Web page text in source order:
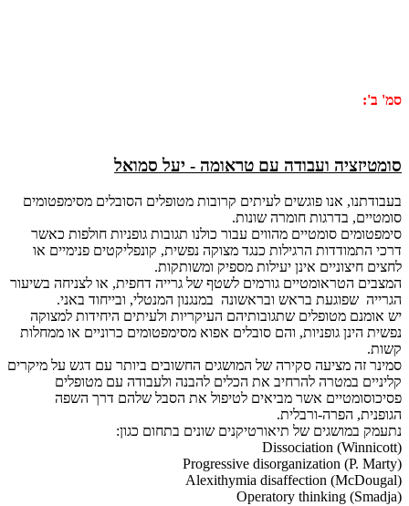
סמ' ב':
סומטיזציה ועבודה עם טראומה - יעל סמואל
בעבודתנו, אנו פוגשים לעיתים קרובות מטופלים הסובלים מסימפטומים
סומטיים, בדרגות חומרה שונות.
סימפטומים סומטיים מהווים עבור כולנו תגובות גופניות חולפות כאשר
דרכי התמודדות הרגילות כנגד מצוקה נפשית, קונפליקטים פנימיים או
לחצים חיצוניים אינן יעילות מספיק ומשותקות.
המצבים הטראומטיים גורמים לשטף של גרייה דחפית, או לצניחה בשיעור
הגרייה שפוגעת בראש ובראשונה במנגנון המנטלי, ובייחוד באני.
יש אומנם מטופלים שתגובותיהם העיקריות ולעיתים היחידות למצוקה
נפשית הינן גופניות, והם סובלים אפוא מסימפטומים כרוניים או ממחלות
קשות.
סמינר זה מציעה סקירה של המושגים החשובים ביותר עם דגש על מיקרים
קליניים במטרה להרחיב את הכלים להבנה ולעבודה עם מטופלים
פסיכוסומטיים אשר מביאים לטיפול את הסבל שלהם דרך השפה
הגופנית, הפרה-ורבלית.
נתעמק במושגים של תיאורטיקנים שונים בתחום כגון:
Dissociation (Winnicott)
Progressive disorganization (P. Marty)
Alexithymia disaffection (McDougal)
Operatory thinking (Smadja)